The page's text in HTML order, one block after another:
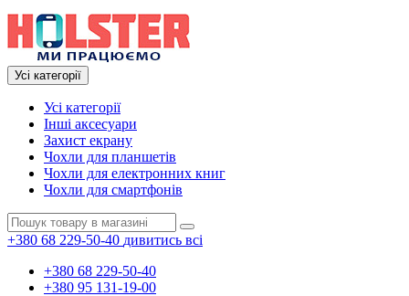
Усі категорії
Усі категорії
Інші аксесуари
Захист екрану
Чохли для планшетів
Чохли для електронних книг
Чохли для смартфонів
+380 68 229-50-40 дивитись всі
+380 68 229-50-40
+380 95 131-19-00